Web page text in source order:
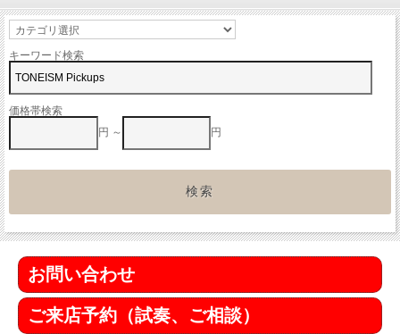
キーワード検索
価格帯検索
円 ～
円
お問い合わせ
ご来店予約（試奏、ご相談）